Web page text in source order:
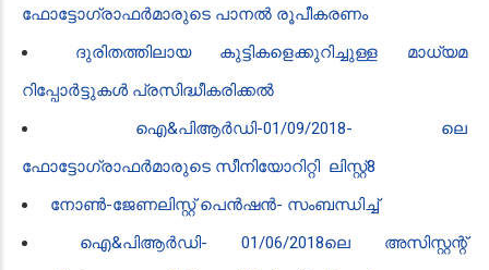
ഫോട്ടോഗ്രാഫർമാരുടെ പാനൽ രൂപീകരണം
ദുരിതത്തിലായ കുട്ടികളെക്കുറിച്ചുള്ള മാധ്യമ
റിപ്പോർട്ടുകൾ പ്രസിദ്ധീകരിക്കൽ
ഐ‌&പി‌ആർ‌ഡി-01/09/2018- ലെ
ഫോട്ടോഗ്രാഫർമാരുടെ സീനിയോറിറ്റി ലിസ്റ്റ്8
നോൺ-ജേണലിസ്റ്റ് പെൻഷൻ- സംബന്ധിച്ച്
ഐ‌&പി‌ആർ‌ഡി- 01/06/2018ലെ അസിസ്റ്റന്റ്